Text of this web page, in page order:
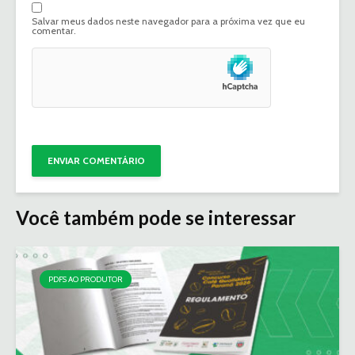
Salvar meus dados neste navegador para a próxima vez que eu
comentar.
Você também pode se interessar
PDFS AO PRODUTOR